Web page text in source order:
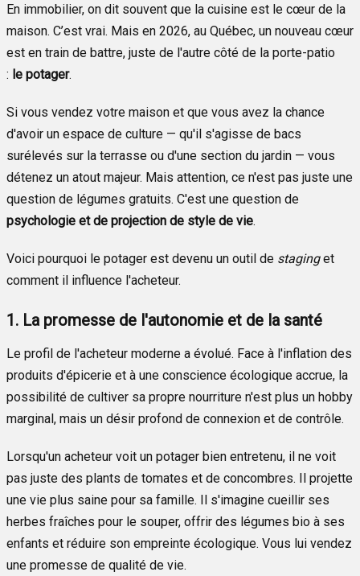
En immobilier, on dit souvent que la cuisine est le cœur de la
maison. C’est vrai. Mais en 2026, au Québec, un nouveau cœur
est en train de battre, juste de l'autre côté de la porte-patio
: le potager.
Si vous vendez votre maison et que vous avez la chance
d'avoir un espace de culture — qu'il s'agisse de bacs
surélevés sur la terrasse ou d'une section du jardin — vous
détenez un atout majeur. Mais attention, ce n'est pas juste une
question de légumes gratuits. C'est une question de
psychologie et de projection de style de vie.
Voici pourquoi le potager est devenu un outil de staginget
comment il influence l'acheteur.
1. La promesse de l'autonomie et de la santé
Le profil de l'acheteur moderne a évolué. Face à l'inflation des
produits d'épicerie et à une conscience écologique accrue, la
possibilité de cultiver sa propre nourriture n'est plus un hobby
marginal, mais un désir profond de connexion et de contrôle.
Lorsqu'un acheteur voit un potager bien entretenu, il ne voit
pas juste des plants de tomates et de concombres. Il projette
une vie plus saine pour sa famille. Il s'imagine cueillir ses
herbes fraîches pour le souper, offrir des légumes bio à ses
enfants et réduire son empreinte écologique. Vous lui vendez
une promesse de qualité de vie.